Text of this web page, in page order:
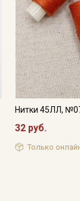
Нитки 45ЛЛ,
32 руб.
Только